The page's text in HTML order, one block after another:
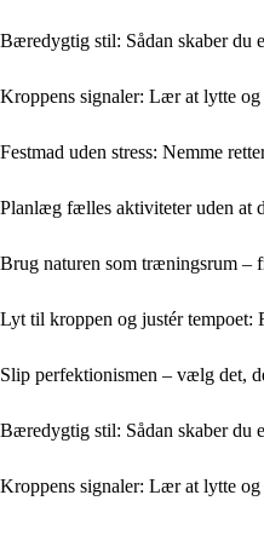
Bæredygtig stil: Sådan skaber du
Kroppens signaler: Lær at lytte og
Festmad uden stress: Nemme
Planlæg fælles aktiviteter uden at
Brug naturen som træningsrum –
Lyt til kroppen og justér tempoet:
Slip perfektionismen – vælg det,
Bæredygtig stil: Sådan skaber du
Kroppens signaler: Lær at lytte og